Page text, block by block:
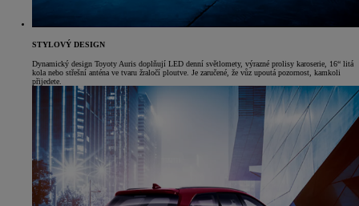
STYLOVÝ DESIGN
Dynamický design Toyoty Auris doplňují LED denní světlomety, výrazné prolisy karoserie, 16“ litá
kola nebo střešní anténa ve tvaru žraločí ploutve. Je zaručené, že vůz upoutá pozornost, kamkoli
přijedete.